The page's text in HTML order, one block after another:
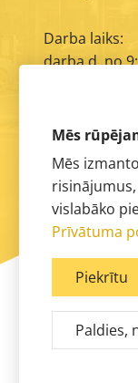
Darba laiks:
darba d. no
Mēs
Mēs
vislabāko
Prīvātuma
Piekrītu
Paldies,